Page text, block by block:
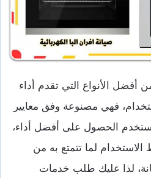
من أفضل الأنواع التي تقدم أداء
فهي مصنوعة وفق معايير
الحصول على أفضل أداء،
لما تتمتع به من
لذا عليك طلب خدمات